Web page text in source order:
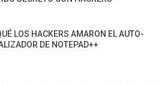
LOS HACKERS AMARON EL AUTO-
DE NOTEPAD++